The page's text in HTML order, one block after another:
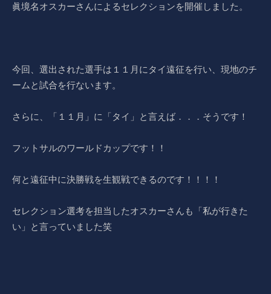
眞境名オスカーさんによるセレクションを開催しました。
今回、選出された選手は１１月にタイ遠征を行い、現地のチ
ームと試合を行ないます。
さらに、「１１月」に「タイ」と言えば．．．そうです！
フットサルのワールドカップです！！
何と遠征中に決勝戦を生観戦できるのです！！！！
セレクション選考を担当したオスカーさんも「私が行きた
い」と言っていました笑